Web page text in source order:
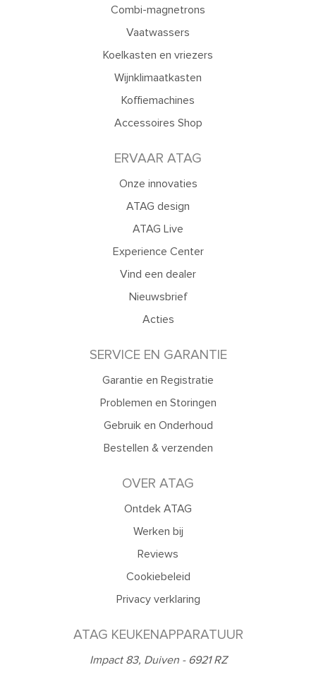
Combi-magnetrons
Vaatwassers
Koelkasten en vriezers
Wijnklimaatkasten
Koffiemachines
Accessoires Shop
ERVAAR ATAG
Onze innovaties
ATAG design
ATAG Live
Experience Center
Vind een dealer
Nieuwsbrief
Acties
SERVICE EN GARANTIE
Garantie en Registratie
Problemen en Storingen
Gebruik en Onderhoud
Bestellen & verzenden
OVER ATAG
Ontdek ATAG
Werken bij
Reviews
Cookiebeleid
Privacy verklaring
ATAG KEUKENAPPARATUUR
Impact 83, Duiven - 6921 RZ